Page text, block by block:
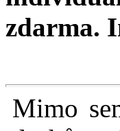
zdarma.
Mimo